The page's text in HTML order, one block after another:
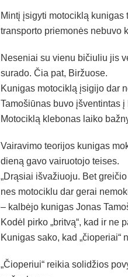
Mintį įsigyti motociklą
transporto priemonės nebuvo
Neseniai su vienu bičiuliu jis
surado. Čia pat, Biržuose.
Kunigas motociklą įsigijo dar
Tamošiūnas buvo įšventintas
Motociklą klebonas laiko
Vairavimo teorijos kunigas
dieną gavo vairuotojo teises.
„Drąsiai išvažiuoju. Bet
nes motociklu dar gerai
– kalbėjo kunigas Jonas
Kodėl pirko „britvą“, kad ir ne
Kunigas sako, kad „čioperiai“
„Čioperiui“ reikia solidžios